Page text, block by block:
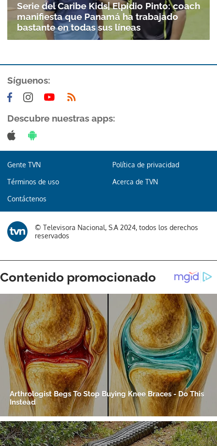
Gracias por suscribirte a nuestro boletín.
ACEPTAR
Serie del Caribe Kids| Elpidio Pinto: coach
manifiesta que Panamá ha trabajado
bastante en todas sus líneas
Síguenos:
Descubre nuestras apps:
Gente TVN Política de privacidad
Términos de uso Acerca de TVN
Contáctenos
© Televisora Nacional, S.A 2024, todos los derechos
reservados